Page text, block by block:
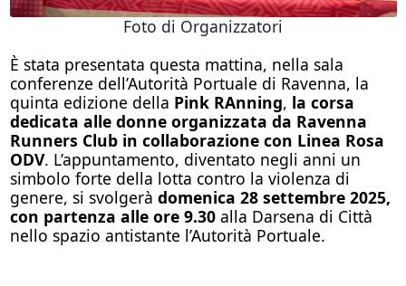
Foto di Organizzatori
È stata presentata questa mattina, nella sala
conferenze dell’Autorità Portuale di Ravenna, la
quinta edizione della Pink RAnning, la corsa
dedicata alle donne organizzata da Ravenna
Runners Club in collaborazione con Linea Rosa
ODV. L’appuntamento, diventato negli anni un
simbolo forte della lotta contro la violenza di
genere, si svolgerà domenica 28 settembre 2025,
con partenza alle ore 9.30alla Darsena di Città
nello spazio antistante l’Autorità Portuale.